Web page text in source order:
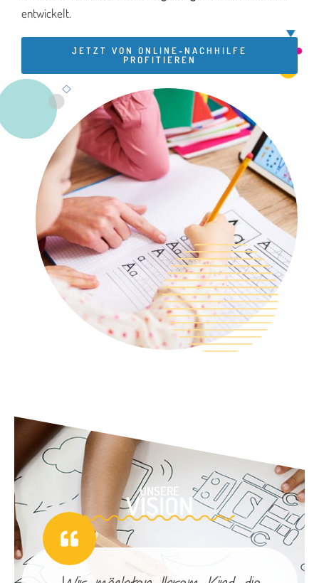
entwickelt.
JETZT VON ONLINE-NACHHILFE
PROFITIEREN
UNSERE
VISION